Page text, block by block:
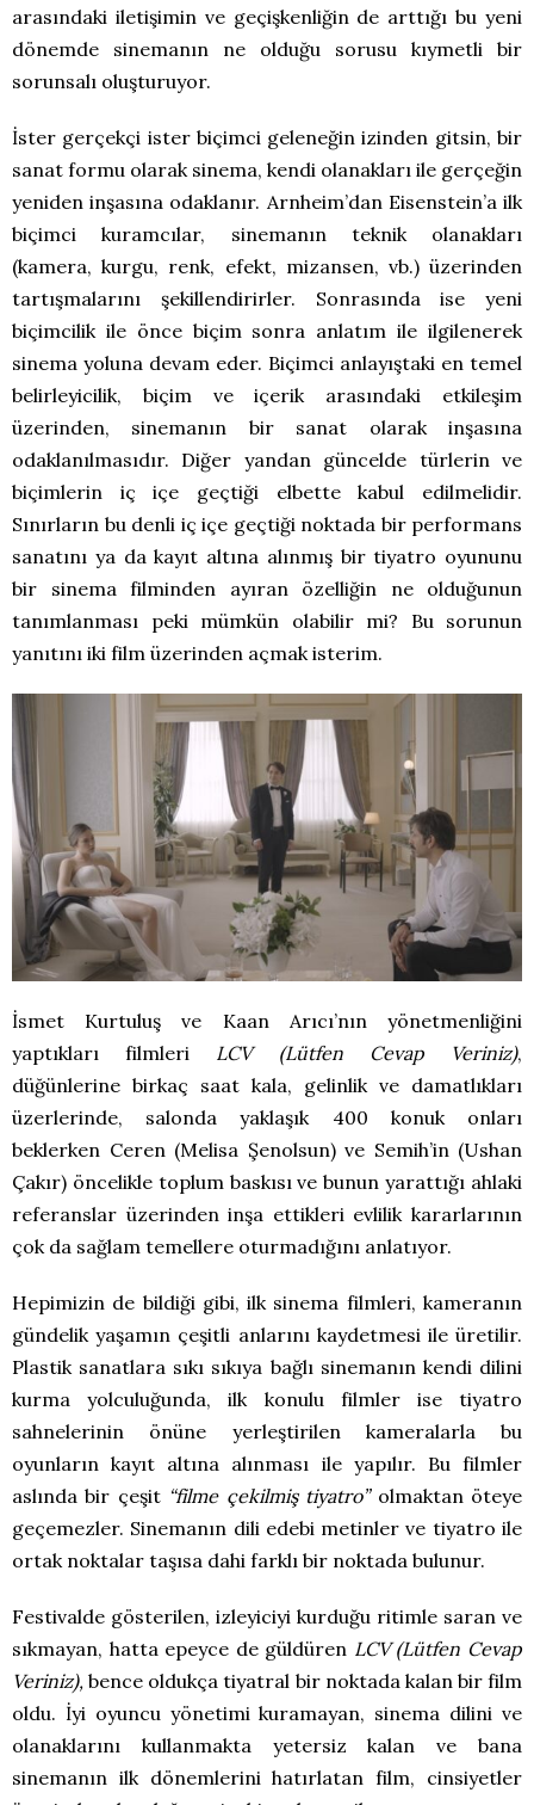
arasındaki iletişimin ve geçişkenliğin de arttığı bu yeni
dönemde sinemanın ne olduğu sorusu kıymetli bir
sorunsalı oluşturuyor.
İster gerçekçi ister biçimci geleneğin izinden gitsin, bir
sanat formu olarak sinema, kendi olanakları ile gerçeğin
yeniden inşasına odaklanır. Arnheim’dan Eisenstein’a ilk
biçimci kuramcılar, sinemanın teknik olanakları
(kamera, kurgu, renk, efekt, mizansen, vb.) üzerinden
tartışmalarını şekillendirirler. Sonrasında ise yeni
biçimcilik ile önce biçim sonra anlatım ile ilgilenerek
sinema yoluna devam eder. Biçimci anlayıştaki en temel
belirleyicilik, biçim ve içerik arasındaki etkileşim
üzerinden, sinemanın bir sanat olarak inşasına
odaklanılmasıdır. Diğer yandan güncelde türlerin ve
biçimlerin iç içe geçtiği elbette kabul edilmelidir.
Sınırların bu denli iç içe geçtiği noktada bir performans
sanatını ya da kayıt altına alınmış bir tiyatro oyununu
bir sinema filminden ayıran özelliğin ne olduğunun
tanımlanması peki mümkün olabilir mi? Bu sorunun
yanıtını iki film üzerinden açmak isterim.
İsmet Kurtuluş ve Kaan Arıcı’nın yönetmenliğini
yaptıkları filmleri LCV (Lütfen Cevap Veriniz),
düğünlerine birkaç saat kala, gelinlik ve damatlıkları
üzerlerinde, salonda yaklaşık 400 konuk onları
beklerken Ceren (Melisa Şenolsun) ve Semih’in (Ushan
Çakır) öncelikle toplum baskısı ve bunun yarattığı ahlaki
referanslar üzerinden inşa ettikleri evlilik kararlarının
çok da sağlam temellere oturmadığını anlatıyor.
Hepimizin de bildiği gibi, ilk sinema filmleri, kameranın
gündelik yaşamın çeşitli anlarını kaydetmesi ile üretilir.
Plastik sanatlara sıkı sıkıya bağlı sinemanın kendi dilini
kurma yolculuğunda, ilk konulu filmler ise tiyatro
sahnelerinin önüne yerleştirilen kameralarla bu
oyunların kayıt altına alınması ile yapılır. Bu filmler
aslında bir çeşit “filme çekilmiş tiyatro”olmaktan öteye
geçemezler. Sinemanın dili edebi metinler ve tiyatro ile
ortak noktalar taşısa dahi farklı bir noktada bulunur.
Festivalde gösterilen, izleyiciyi kurduğu ritimle saran ve
sıkmayan, hatta epeyce de güldüren LCV (Lütfen Cevap
Veriniz), bence oldukça tiyatral bir noktada kalan bir film
oldu. İyi oyuncu yönetimi kuramayan, sinema dilini ve
olanaklarını kullanmakta yetersiz kalan ve bana
sinemanın ilk dönemlerini hatırlatan film, cinsiyetler